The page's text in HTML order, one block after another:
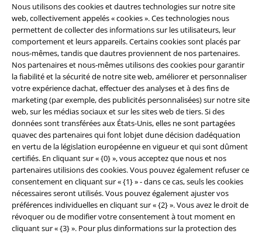
Nous utilisons des cookies et dautres technologies sur notre site
web, collectivement appelés « cookies ». Ces technologies nous
permettent de collecter des informations sur les utilisateurs, leur
comportement et leurs appareils. Certains cookies sont placés par
nous-mêmes, tandis que dautres proviennent de nos partenaires.
Nos partenaires et nous-mêmes utilisons des cookies pour garantir
la fiabilité et la sécurité de notre site web, améliorer et personnaliser
votre expérience dachat, effectuer des analyses et à des fins de
marketing (par exemple, des publicités personnalisées) sur notre site
web, sur les médias sociaux et sur les sites web de tiers. Si des
données sont transférées aux États-Unis, elles ne sont partagées
quavec des partenaires qui font lobjet dune décision dadéquation
en vertu de la législation européenne en vigueur et qui sont dûment
certifiés. En cliquant sur « {0} », vous acceptez que nous et nos
partenaires utilisions des cookies. Vous pouvez également refuser ce
consentement en cliquant sur « {1} » - dans ce cas, seuls les cookies
nécessaires seront utilisés. Vous pouvez également ajuster vos
préférences individuelles en cliquant sur « {2} ». Vous avez le droit de
révoquer ou de modifier votre consentement à tout moment en
cliquant sur « {3} ». Pour plus dinformations sur la protection des
Légal
Conditions générales
Éditeur
Clauses de confidentialité
Élimination des déchets et protection de l'environnement
Déclaration de Conformité
Informations sur l'accessibilité
Paramètres des Cookies
Période de rétractation